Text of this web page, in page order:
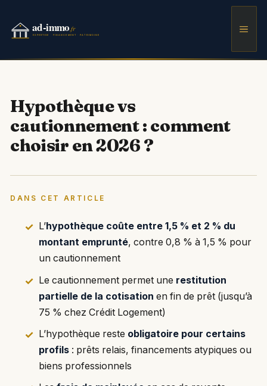
contenu
Hypothèque vs
cautionnement : comment
choisir en 2026 ?
DANS CET ARTICLE
L’hypothèque coûte entre 1,5 % et 2 % du
montant emprunté, contre 0,8 % à 1,5 % pour
un cautionnement
Le cautionnement permet une restitution
partielle de la cotisation en fin de prêt (jusqu’à
75 % chez Crédit Logement)
L’hypothèque reste obligatoire pour certains
profils: prêts relais, financements atypiques ou
biens professionnels